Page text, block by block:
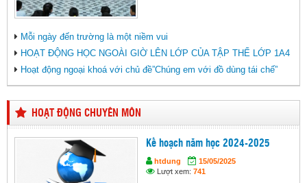
Mỗi ngày đến trường là một niềm vui
HOẠT ĐỘNG HỌC NGOÀI GIỜ LÊN LỚP CỦA TẬP THỂ LỚP 1A4
Hoạt động ngoại khoá với chủ đề”Chúng em với đồ dùng tái chế”
HOẠT ĐỘNG CHUYÊN MÔN
Kế hoạch năm học 2024-2025
htdung
15/05/2025
Lượt xem: 741